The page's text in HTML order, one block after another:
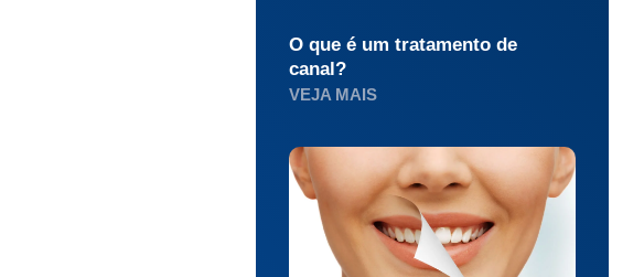
O que é um tratamento de
canal?
VEJA MAIS